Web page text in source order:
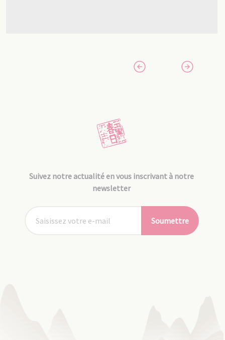
Suivez notre actualité en vous inscrivant à notre
newsletter
Soumettre